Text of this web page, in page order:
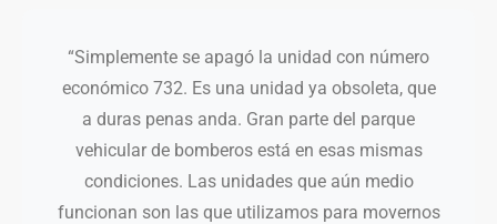
“Simplemente se apagó la unidad con número
económico 732. Es una unidad ya obsoleta, que
a duras penas anda. Gran parte del parque
vehicular de bomberos está en esas mismas
condiciones. Las unidades que aún medio
funcionan son las que utilizamos para movernos